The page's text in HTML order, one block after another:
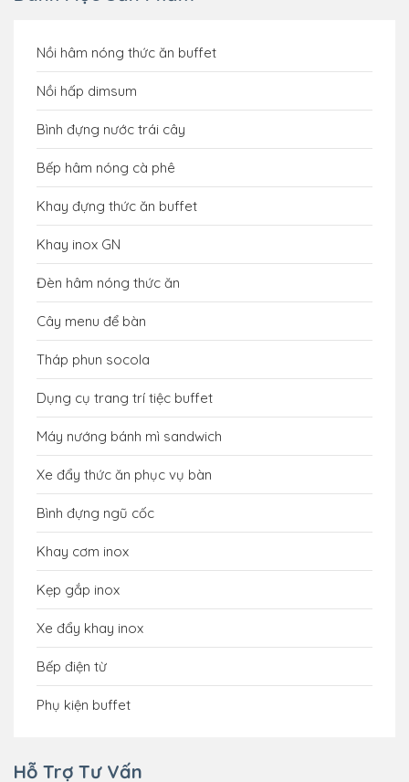
Nồi hâm nóng thức ăn buffet
Nồi hấp dimsum
Bình đựng nước trái cây
Bếp hâm nóng cà phê
Khay đựng thức ăn buffet
Khay inox GN
Đèn hâm nóng thức ăn
Cây menu để bàn
Tháp phun socola
Dụng cụ trang trí tiệc buffet
Máy nướng bánh mì sandwich
Xe đẩy thức ăn phục vụ bàn
Bình đựng ngũ cốc
Khay cơm inox
Kẹp gắp inox
Xe đẩy khay inox
Bếp điện từ
Phụ kiện buffet
Hỗ Trợ Tư Vấn